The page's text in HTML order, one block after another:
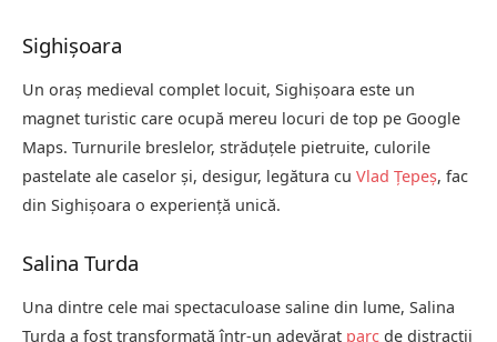
Sighișoara
Un oraș medieval complet locuit, Sighișoara este un
magnet turistic care ocupă mereu locuri de top pe Google
Maps. Turnurile breslelor, străduțele pietruite, culorile
pastelate ale caselor și, desigur, legătura cu Vlad Țepeș, fac
din Sighișoara o experiență unică.
Salina Turda
Una dintre cele mai spectaculoase saline din lume, Salina
Turda a fost transformată într-un adevărat parc de distracții